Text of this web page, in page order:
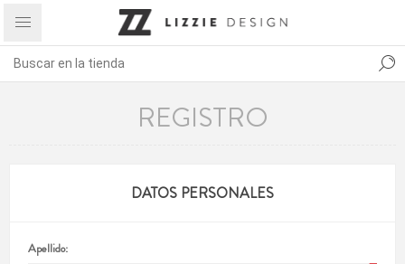
REGISTRO
DATOS PERSONALES
Apellido: